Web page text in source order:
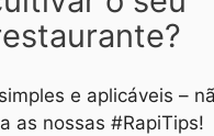
e aplicáveis –
as nossas #RapiTips!